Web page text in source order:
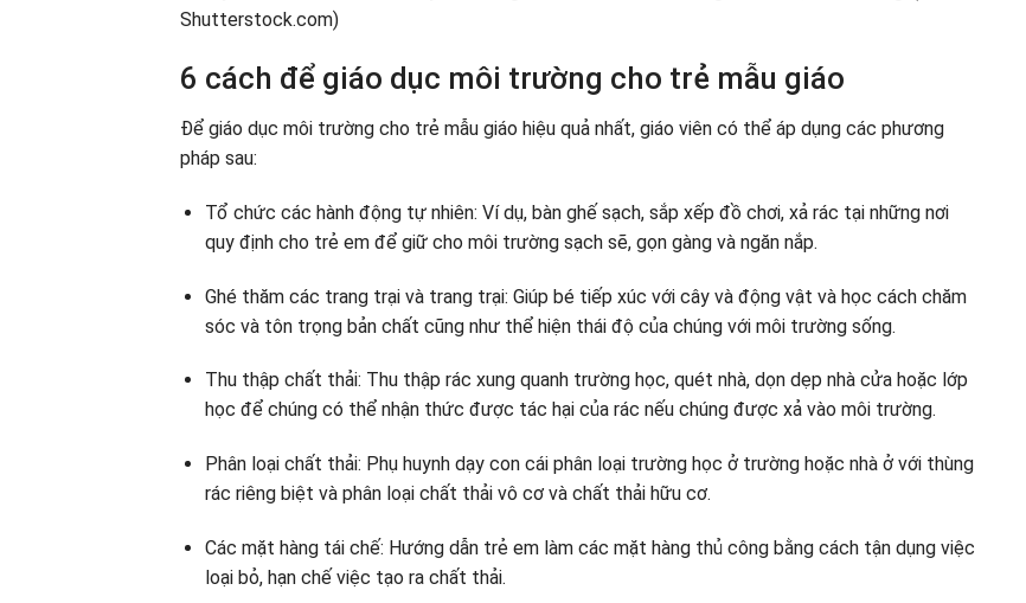
6 cách để giáo dục môi trường cho trẻ mẫu giáo
Để giáo dục môi trường cho trẻ mẫu giáo hiệu quả nhất, giáo viên có thể áp dụng các phương
pháp sau:
Tổ chức các hành động tự nhiên: Ví dụ, bàn ghế sạch, sắp xếp đồ chơi, xả rác tại những nơi
quy định cho trẻ em để giữ cho môi trường sạch sẽ, gọn gàng và ngăn nắp.
Ghé thăm các trang trại và trang trại: Giúp bé tiếp xúc với cây và động vật và học cách chăm
sóc và tôn trọng bản chất cũng như thể hiện thái độ của chúng với môi trường sống.
Thu thập chất thải: Thu thập rác xung quanh trường học, quét nhà, dọn dẹp nhà cửa hoặc lớp
học để chúng có thể nhận thức được tác hại của rác nếu chúng được xả vào môi trường.
Phân loại chất thải: Phụ huynh dạy con cái phân loại trường học ở trường hoặc nhà ở với thùng
rác riêng biệt và phân loại chất thải vô cơ và chất thải hữu cơ.
Các mặt hàng tái chế: Hướng dẫn trẻ em làm các mặt hàng thủ công bằng cách tận dụng việc
loại bỏ, hạn chế việc tạo ra chất thải.